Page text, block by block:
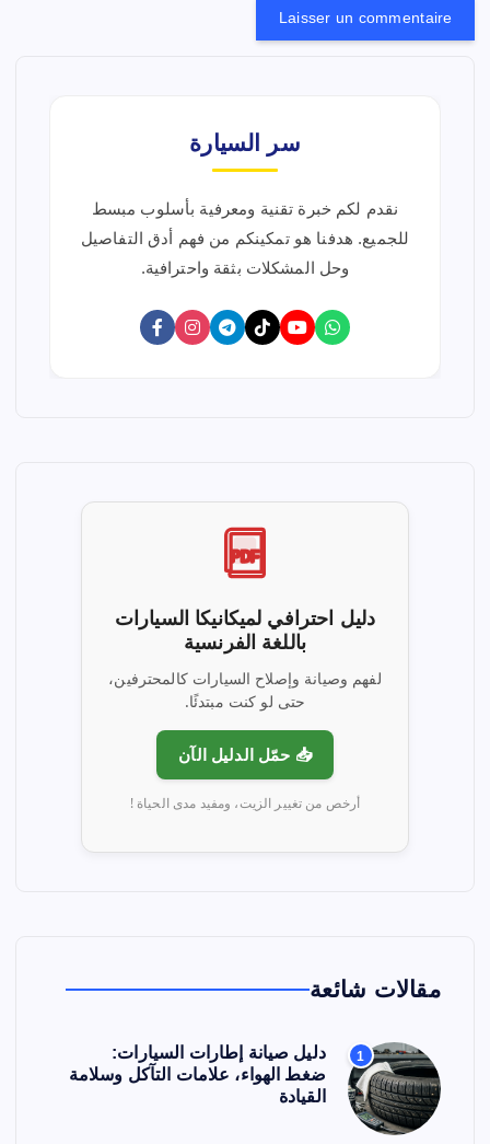
سر السيارة
نقدم لكم خبرة تقنية ومعرفية بأسلوب مبسط
للجميع. هدفنا هو تمكينكم من فهم أدق التفاصيل
وحل المشكلات بثقة واحترافية.
PDF
دليل احترافي لميكانيكا السيارات
باللغة الفرنسية
لفهم وصيانة وإصلاح السيارات كالمحترفين،
حتى لو كنت مبتدئًا.
📥 حمّل الدليل الآن
أرخص من تغيير الزيت، ومفيد مدى الحياة !
مقالات شائعة
1
دليل صيانة إطارات السيارات:
ضغط الهواء، علامات التآكل وسلامة
القيادة